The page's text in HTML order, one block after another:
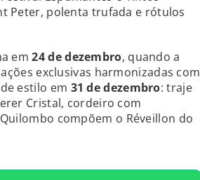
Peter, polenta trufada e rótulos
em24 de dezembro, quando a
exclusivas harmonizadas com
estilo em 31 de dezembro: traje
Cristal, cordeiro com
compõem o Réveillon do